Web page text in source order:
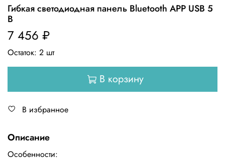
Гибкая светодиодная панель Bluetooth APP USB 5
В
7 456 ₽
Остаток: 2 шт
В корзину
В избранное
Описание
Особенности: